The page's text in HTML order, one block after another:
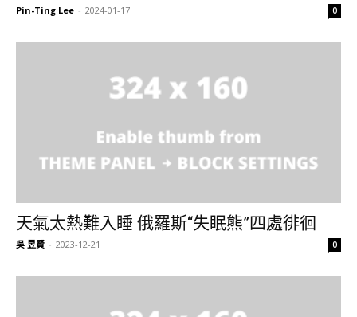
Pin-Ting Lee - 2024-01-17 0
天氣太熱難入睡 俄羅斯“失眠熊”四處徘徊
吳 昱賢 - 2023-12-21 0